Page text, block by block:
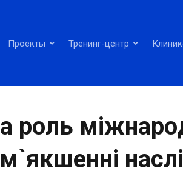
Проекты Тренинг-центр
роль